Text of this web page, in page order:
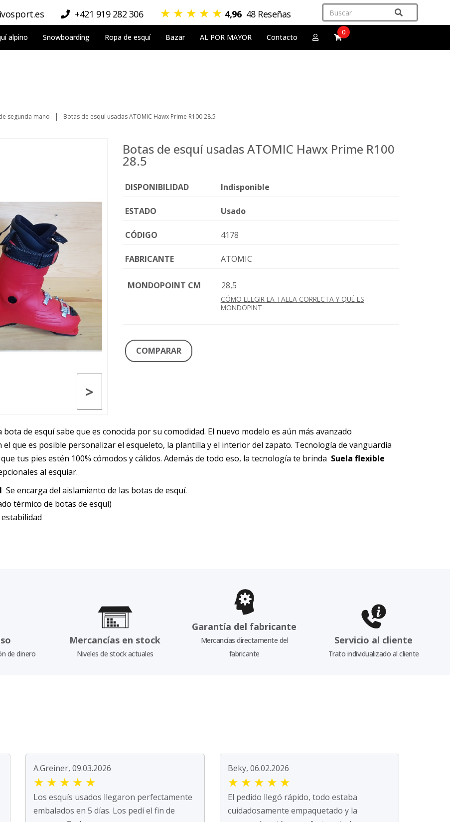
+421 919 282 306 ★ ★ ★ ★ ★ 4,96 48 Reseñas
alpino Snowboarding Ropa de esquí Bazar AL POR MAYOR Contacto
0
segunda mano Botas de esquí usadas ATOMIC Hawx Prime R100 28.5
>
Botas de esquí usadas ATOMIC Hawx Prime R100
28.5
DISPONIBILIDAD Indisponible
ESTADO Usado
CÓDIGO 4178
FABRICANTE ATOMIC
MONDOPOINT CM 28,5
CÓMO ELEGIR LA TALLA CORRECTA Y QUÉ ES
MONDOPINT
COMPARAR
de esquí sabe que es conocida por su comodidad. El nuevo modelo es aún más avanzado
el que es posible personalizar el esqueleto, la plantilla y el interior del zapato. Tecnología de vanguardia
tus pies estén 100% cómodos y cálidos. Además de todo eso, la tecnología te brinda Suela flexible
al esquiar.
Se encarga del aislamiento de las botas de esquí.
térmico de botas de esquí)
de dinero
Mercancías en stock
Niveles de stock actuales
Garantía del fabricante
Mercancías directamente del
fabricante
Servicio al cliente
Trato individualizado al cliente
A.Greiner, 09.03.2026
★ ★ ★ ★ ★
Los esquís usados llegaron perfectamente
embalados en 5 días. Los pedí el fin de
Beky, 06.02.2026
★ ★ ★ ★ ★
El pedido llegó rápido, todo estaba
cuidadosamente empaquetado y la